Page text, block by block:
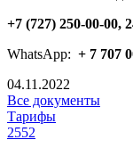
+7 (727) 250-00-00,
WhatsApp: + 7 707
04.11.2022
Все документы
Тарифы
2552